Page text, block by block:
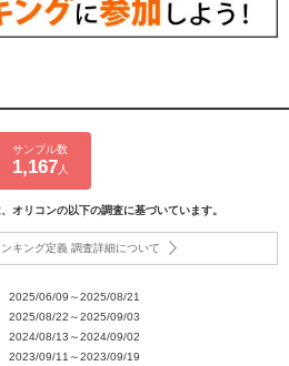
サンプル数
1,167 人
オリコンの以下の調査に基づいています。
キング定義 調査詳細について
2025/06/09～2025/08/21
2025/08/22～2025/09/03
2024/08/13～2024/09/02
2023/09/11～2023/09/19